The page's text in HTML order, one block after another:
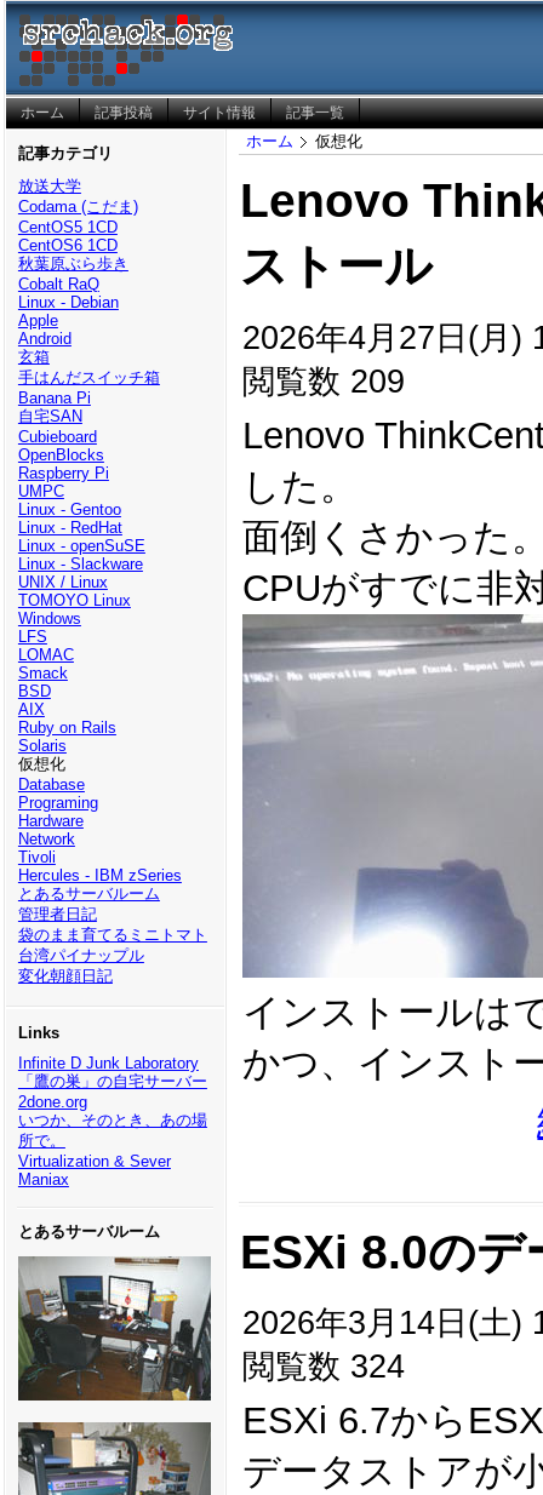
ホーム 記事投稿 サイト情報 記事一覧
記事カテゴリ
放送大学
Codama (こだま)
CentOS5 1CD
CentOS6 1CD
秋葉原ぶら歩き
Cobalt RaQ
Linux - Debian
Apple
Android
玄箱
手はんだスイッチ箱
Banana Pi
自宅SAN
Cubieboard
OpenBlocks
Raspberry Pi
UMPC
Linux - Gentoo
Linux - RedHat
Linux - openSuSE
Linux - Slackware
UNIX / Linux
TOMOYO Linux
Windows
LFS
LOMAC
Smack
BSD
AIX
Ruby on Rails
Solaris
仮想化
Database
Programing
Hardware
Network
Tivoli
Hercules - IBM zSeries
とあるサーバルーム
管理者日記
袋のまま育てるミニトマト
台湾パイナップル
変化朝顔日記
Links
Infinite D Junk Laboratory
「鷹の巣」の自宅サーバー
2done.org
いつか、そのとき、あの場
所で。
Virtualization & Sever
Maniax
とあるサーバルーム
ホーム 仮想化
Lenovo
ストール
2026年4月27日(月)
閲覧数 209
Lenovo
した。
面倒くさかった
CPUがすでに非
インストールは
かつ、インスト
ESXi 8.0のデ
2026年3月14日(土)
閲覧数 324
ESXi 6.7から
データストアが